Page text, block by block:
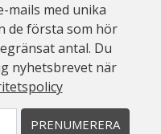
mails med unika
de första som hör
antal. Du
nyhetsbrevet när
PRENUMERERA